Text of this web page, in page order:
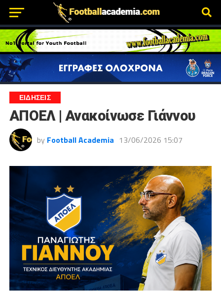
ΕΙΔΗΣΕΙΣ
ΑΠΟΕΛ | Ανακοίνωσε Γιάννου
by Football Academia 13/06/2026 15:07